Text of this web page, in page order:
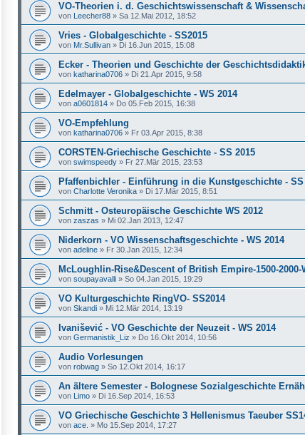
VO-Theorien i. d. Geschichtswissenschaft &
von Leecher88 » Sa 12.Mai 2012, 18:52
Vries - Globalgeschichte - SS2015
von Mr.Sullivan » Di 16.Jun 2015, 15:08
Ecker - Theorien und Geschichte der
von katharina0706 » Di 21.Apr 2015, 9:58
Edelmayer - Globalgeschichte - WS 2014
von a0601814 » Do 05.Feb 2015, 16:38
VO-Empfehlung
von katharina0706 » Fr 03.Apr 2015, 8:38
CORSTEN-Griechische Geschichte - SS 2015
von swimspeedy » Fr 27.Mär 2015, 23:53
Pfaffenbichler - Einführung in die Kunstgeschichte - SS
von Charlotte Veronika » Di 17.Mär 2015, 8:51
Schmitt - Osteuropäische Geschichte WS 2012
von zaszas » Mi 02.Jan 2013, 12:47
Niderkorn - VO Wissenschaftsgeschichte - WS 2014
von adeline » Fr 30.Jan 2015, 12:34
McLoughlin-Rise&Descent of British Empire-1500-2000-
von soupayavalli » So 04.Jan 2015, 19:29
VO Kulturgeschichte RingVO- SS2014
von Skandi » Mi 12.Mär 2014, 13:19
Ivanišević - VO Geschichte der Neuzeit - WS 2014
von Germanistik_Liz » Do 16.Okt 2014, 10:56
Audio Vorlesungen
von robwag » So 12.Okt 2014, 16:17
An ältere Semester - Bolognese Sozialgeschichte
von Limo » Di 16.Sep 2014, 16:53
VO Griechische Geschichte 3 Hellenismus Taeuber
von ace. » Mo 15.Sep 2014, 17:27